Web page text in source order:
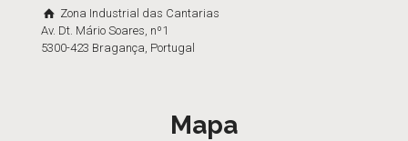
Zona Industrial das Cantarias
Av. Dt. Mário Soares, nº1
5300-423 Bragança, Portugal
Mapa